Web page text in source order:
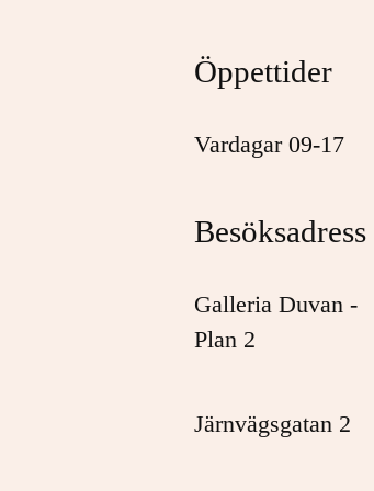
Öppettider
Vardagar 09-17
Besöksadress
Galleria Duvan -
Plan 2
Järnvägsgatan 2